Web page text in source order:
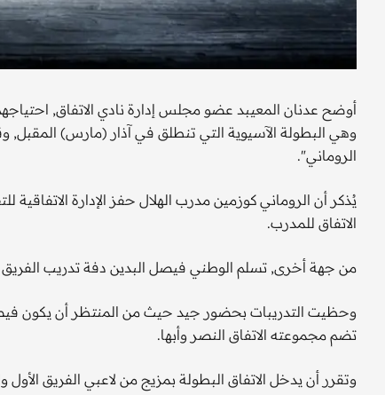
أوضح عدنان المعيبد عضو مجلس إدارة نادي الاتفاق,
وهي البطولة الآسيوية التي تنطلق في آذار (مارس) المقبل,
الروماني".
يُذكر أن الروماني كوزمين مدرب الهلال حفز الإدارة
الاتفاق للمدرب.
من جهة أخرى, تسلم الوطني فيصل البدين دفة تدريب الفريق
وحظيت التدريبات بحضور جيد حيث من المنتظر أن يكون
تضم مجموعته الاتفاق النصر وأبها.
وتقرر أن يدخل الاتفاق البطولة بمزيج من لاعبي الفريق